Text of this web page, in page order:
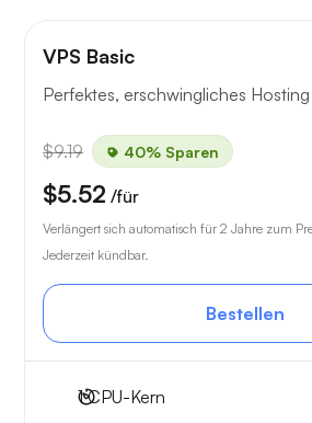
VPS Basic
Perfektes, erschwingliches
$9.19 40% Sparen
$5.52 /für
Verlängert sich automatisch für 2 Jahre zum
Jederzeit kündbar.
Bestellen
1CPU-Kern